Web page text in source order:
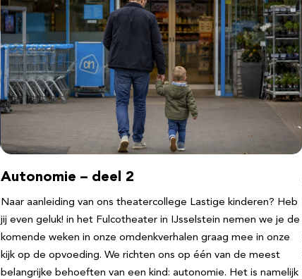
Autonomie – deel 2
Naar aanleiding van ons theatercollege Lastige kinderen? Heb
jij even geluk! in het Fulcotheater in IJsselstein nemen we je de
komende weken in onze omdenkverhalen graag mee in onze
kijk op de opvoeding. We richten ons op één van de meest
belangrijke behoeften van een kind: autonomie. Het is namelijk